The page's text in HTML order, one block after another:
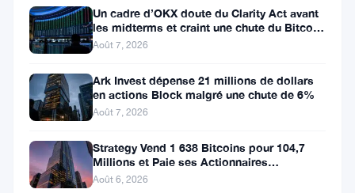
dollars
marché
cryptomonnaies
est
Un cadre d’OKX doute du Clarity Act avant
les midterms et craint une chute du Bitcoin
à 55 000 $
Août 7, 2026
Ark Invest dépense 21 millions de dollars
en actions Block malgré une chute de 6%
Août 7, 2026
Strategy Vend 1 638 Bitcoins pour 104,7
Millions et Paie ses Actionnaires
Privilégiés
Août 6, 2026